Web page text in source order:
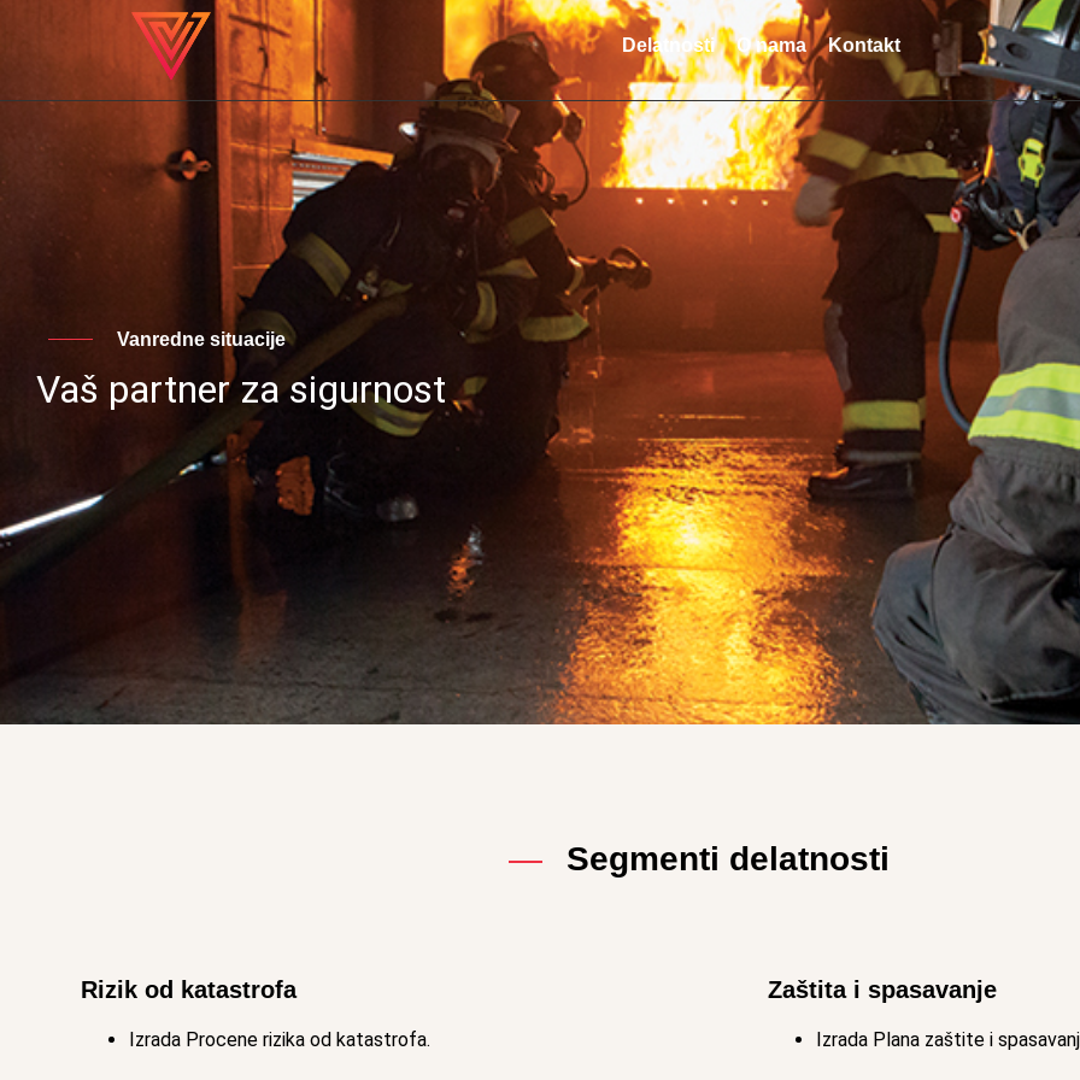
Delatnosti O nama Kontakt
Vanredne situacije
Vaš partner za sigurnost
Segmenti delatnosti
Rizik od katastrofa
Izrada Procene rizika od katastrofa.
Zaštita i spasavanje
Izrada Plana zaštite i